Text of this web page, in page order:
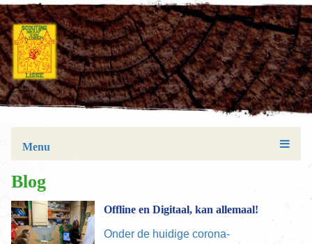
Menu
Blog
Offline en Digitaal, kan allemaal!
Onder de huidige corona-